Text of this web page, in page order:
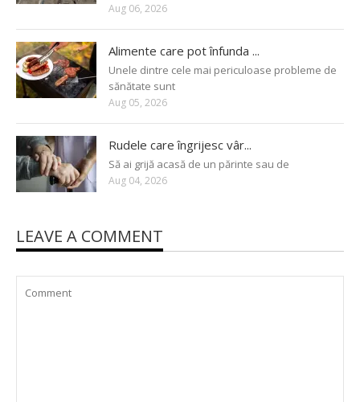
Aug 06, 2026
Alimente care pot înfunda ...
Unele dintre cele mai periculoase probleme de
sănătate sunt
Aug 05, 2026
Rudele care îngrijesc vâr...
Să ai grijă acasă de un părinte sau de
Aug 04, 2026
LEAVE A COMMENT